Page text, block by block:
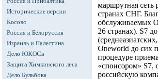
Исторические версии
Косово
Россия и Белоруссия
Израиль и Палестина
Дело ЮКОСа
Защита Химкинского леса
Дело Бульбова
маршрутная сеть
странах СНГ.
обслуживаемых
26 странах). S7
Oneworld до сих
процедуре
«спонсором» S7,
российскую